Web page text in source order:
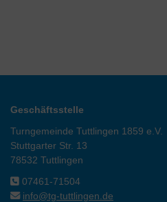
Geschäftsstelle
Turngemeinde Tuttlingen 1859 e.V.
Stuttgarter Str. 13
78532 Tuttlingen
07461-71504
info@tg-tuttlingen.de